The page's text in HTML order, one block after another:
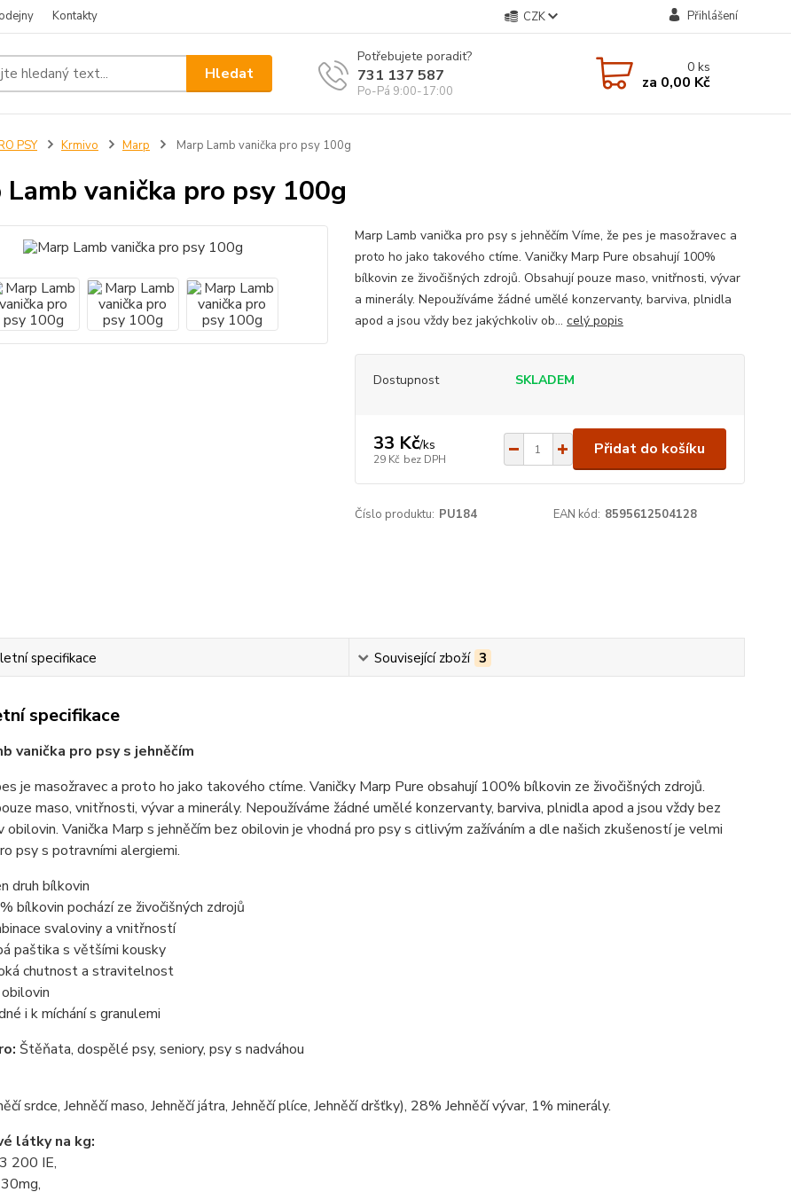
Kontakty CZK Přihlášení
Hledat
Potřebujete poradit?
731 137 587
Po-Pá 9:00-17:00
0ks
za 0,00 Kč
PSY Krmivo Marp Marp Lamb vanička pro psy 100g
Lamb vanička pro psy 100g
Marp Lamb vanička pro psy s jehněčím Víme, že pes je masožravec a
proto ho jako takového ctíme. Vaničky Marp Pure obsahují 100%
bílkovin ze živočišných zdrojů. Obsahují pouze maso, vnitřnosti, vývar
a minerály. Nepoužíváme žádné umělé konzervanty, barviva, plnidla
apod a jsou vždy bez jakýchkoliv ob... celý popis
Dostupnost SKLADEM
33 Kč/ks
29 Kč bez DPH
Přidat do košíku
Číslo produktu: PU184 EAN kód: 8595612504128
specifikace Související zboží 3
specifikace
vanička pro psy s jehněčím
je masožravec a proto ho jako takového ctíme. Vaničky Marp Pure obsahují 100% bílkovin ze živočišných zdrojů.
maso, vnitřnosti, vývar a minerály. Nepoužíváme žádné umělé konzervanty, barviva, plnidla apod a jsou vždy bez
obilovin. Vanička Marp s jehněčím bez obilovin je vhodná pro psy s citlivým zažíváním a dle našich zkušeností je velmi
psy s potravními alergiemi.
druh bílkovin
bílkovin pochází ze živočišných zdrojů
svaloviny a vnitřností
paštika s většími kousky
chutnost a stravitelnost
i k míchání s granulemi
Štěňata, dospělé psy, seniory, psy s nadváhou
srdce, Jehněčí maso, Jehněčí játra, Jehněčí plíce, Jehněčí dršťky), 28% Jehněčí vývar, 1% minerály.
látky na kg:
200 IE,